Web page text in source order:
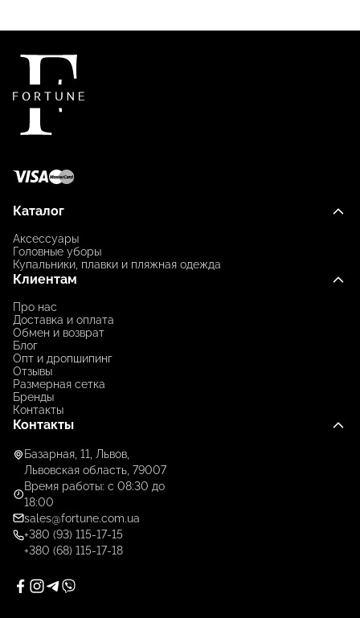
Каталог
Аксессуары
Головные уборы
Купальники, плавки и пляжная одежда
Клиентам
Про нас
Доставка и оплата
Обмен и возврат
Блог
Опт и дропшипинг
Отзывы
Размерная сетка
Бренды
Контакты
Контакты
Базарная, 11, Львов,
Львовская область, 79007
Время работы: с 08:30 до
18:00
sales@fortune.com.ua
+380 (93) 115-17-15
+380 (68) 115-17-18